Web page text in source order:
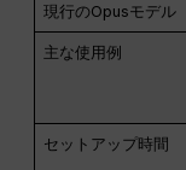
現行のOpusモデル
主な使用例
セットアップ時間